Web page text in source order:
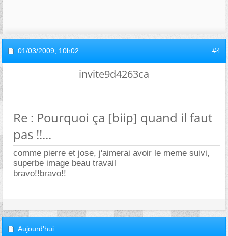
01/03/2009, 10h02 #4
invite9d4263ca
Re : Pourquoi ça [biip] quand il faut
pas !!...
comme pierre et jose, j'aimerai avoir le meme suivi,
superbe image beau travail
bravo!!bravo!!
Aujourd'hui